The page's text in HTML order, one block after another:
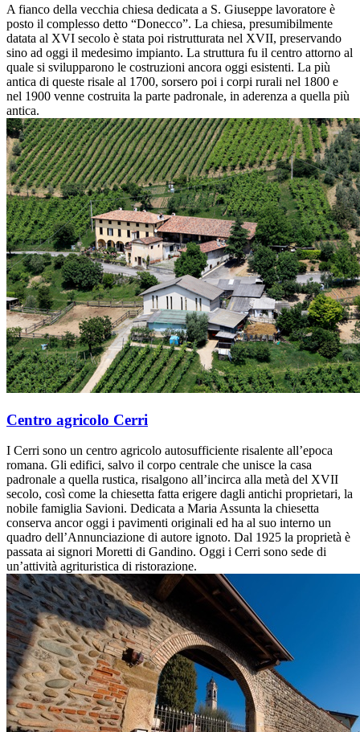
A fianco della vecchia chiesa dedicata a S. Giuseppe lavoratore è
posto il complesso detto “Donecco”. La chiesa, presumibilmente
datata al XVI secolo è stata poi ristrutturata nel XVII, preservando
sino ad oggi il medesimo impianto. La struttura fu il centro attorno al
quale si svilupparono le costruzioni ancora oggi esistenti. La più
antica di queste risale al 1700, sorsero poi i corpi rurali nel 1800 e
nel 1900 venne costruita la parte padronale, in aderenza a quella più
antica.
Centro agricolo Cerri
I Cerri sono un centro agricolo autosufficiente risalente all’epoca
romana. Gli edifici, salvo il corpo centrale che unisce la casa
padronale a quella rustica, risalgono all’incirca alla metà del XVII
secolo, così come la chiesetta fatta erigere dagli antichi proprietari, la
nobile famiglia Savioni. Dedicata a Maria Assunta la chiesetta
conserva ancor oggi i pavimenti originali ed ha al suo interno un
quadro dell’Annunciazione di autore ignoto. Dal 1925 la proprietà è
passata ai signori Moretti di Gandino. Oggi i Cerri sono sede di
un’attività agrituristica di ristorazione.